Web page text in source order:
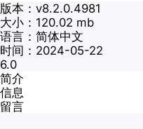
版本：v8.2.0.4981
大小：120.02 mb
语言：简体中文
时间：2024-05-22
6.0
简介
信息
留言